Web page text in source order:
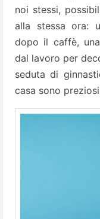
noi stessi,
alla stessa ora:
dopo il caffè,
dal lavoro per
seduta di
casa sono